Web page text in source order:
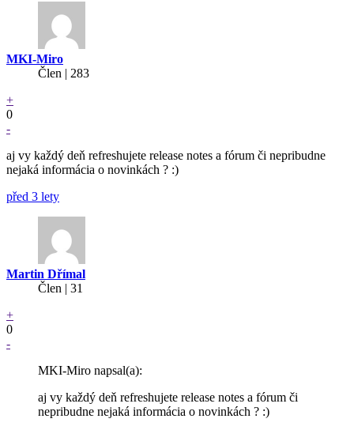
MKI-Miro
Člen | 283
+
0
-
aj vy každý deň refreshujete release notes a fórum či nepribudne
nejaká informácia o novinkách ? :)
před 3 lety
Martin Dřímal
Člen | 31
+
0
-
MKI-Miro napsal(a):
aj vy každý deň refreshujete release notes a fórum či
nepribudne nejaká informácia o novinkách ? :)